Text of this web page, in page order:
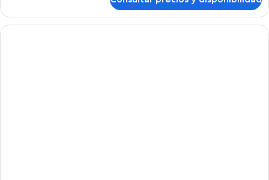
individual